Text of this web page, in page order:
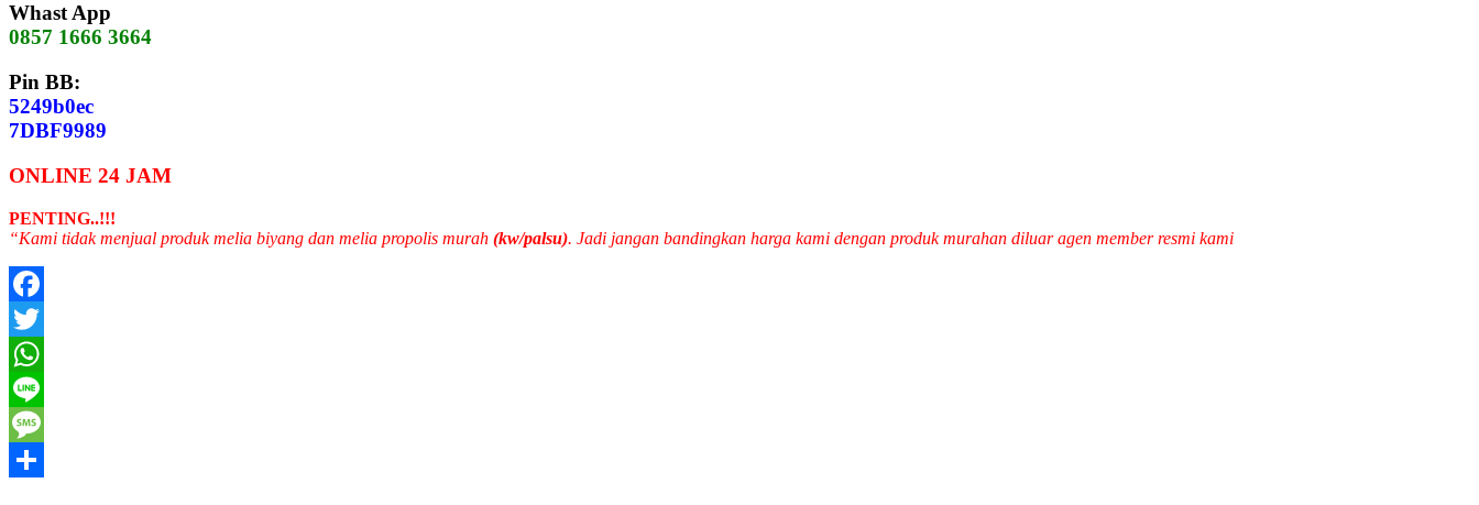
Whast App
0857 1666 3664
Pin BB:
5249b0ec
7DBF9989
ONLINE 24 JAM
PENTING..!!!
“Kami tidak menjual produk melia biyang dan melia propolis murah (kw/palsu). Jadi jangan bandingkan harga kami dengan produk murahan diluar agen member resmi kami
Facebook
Twitter
WhatsApp
Line
Message